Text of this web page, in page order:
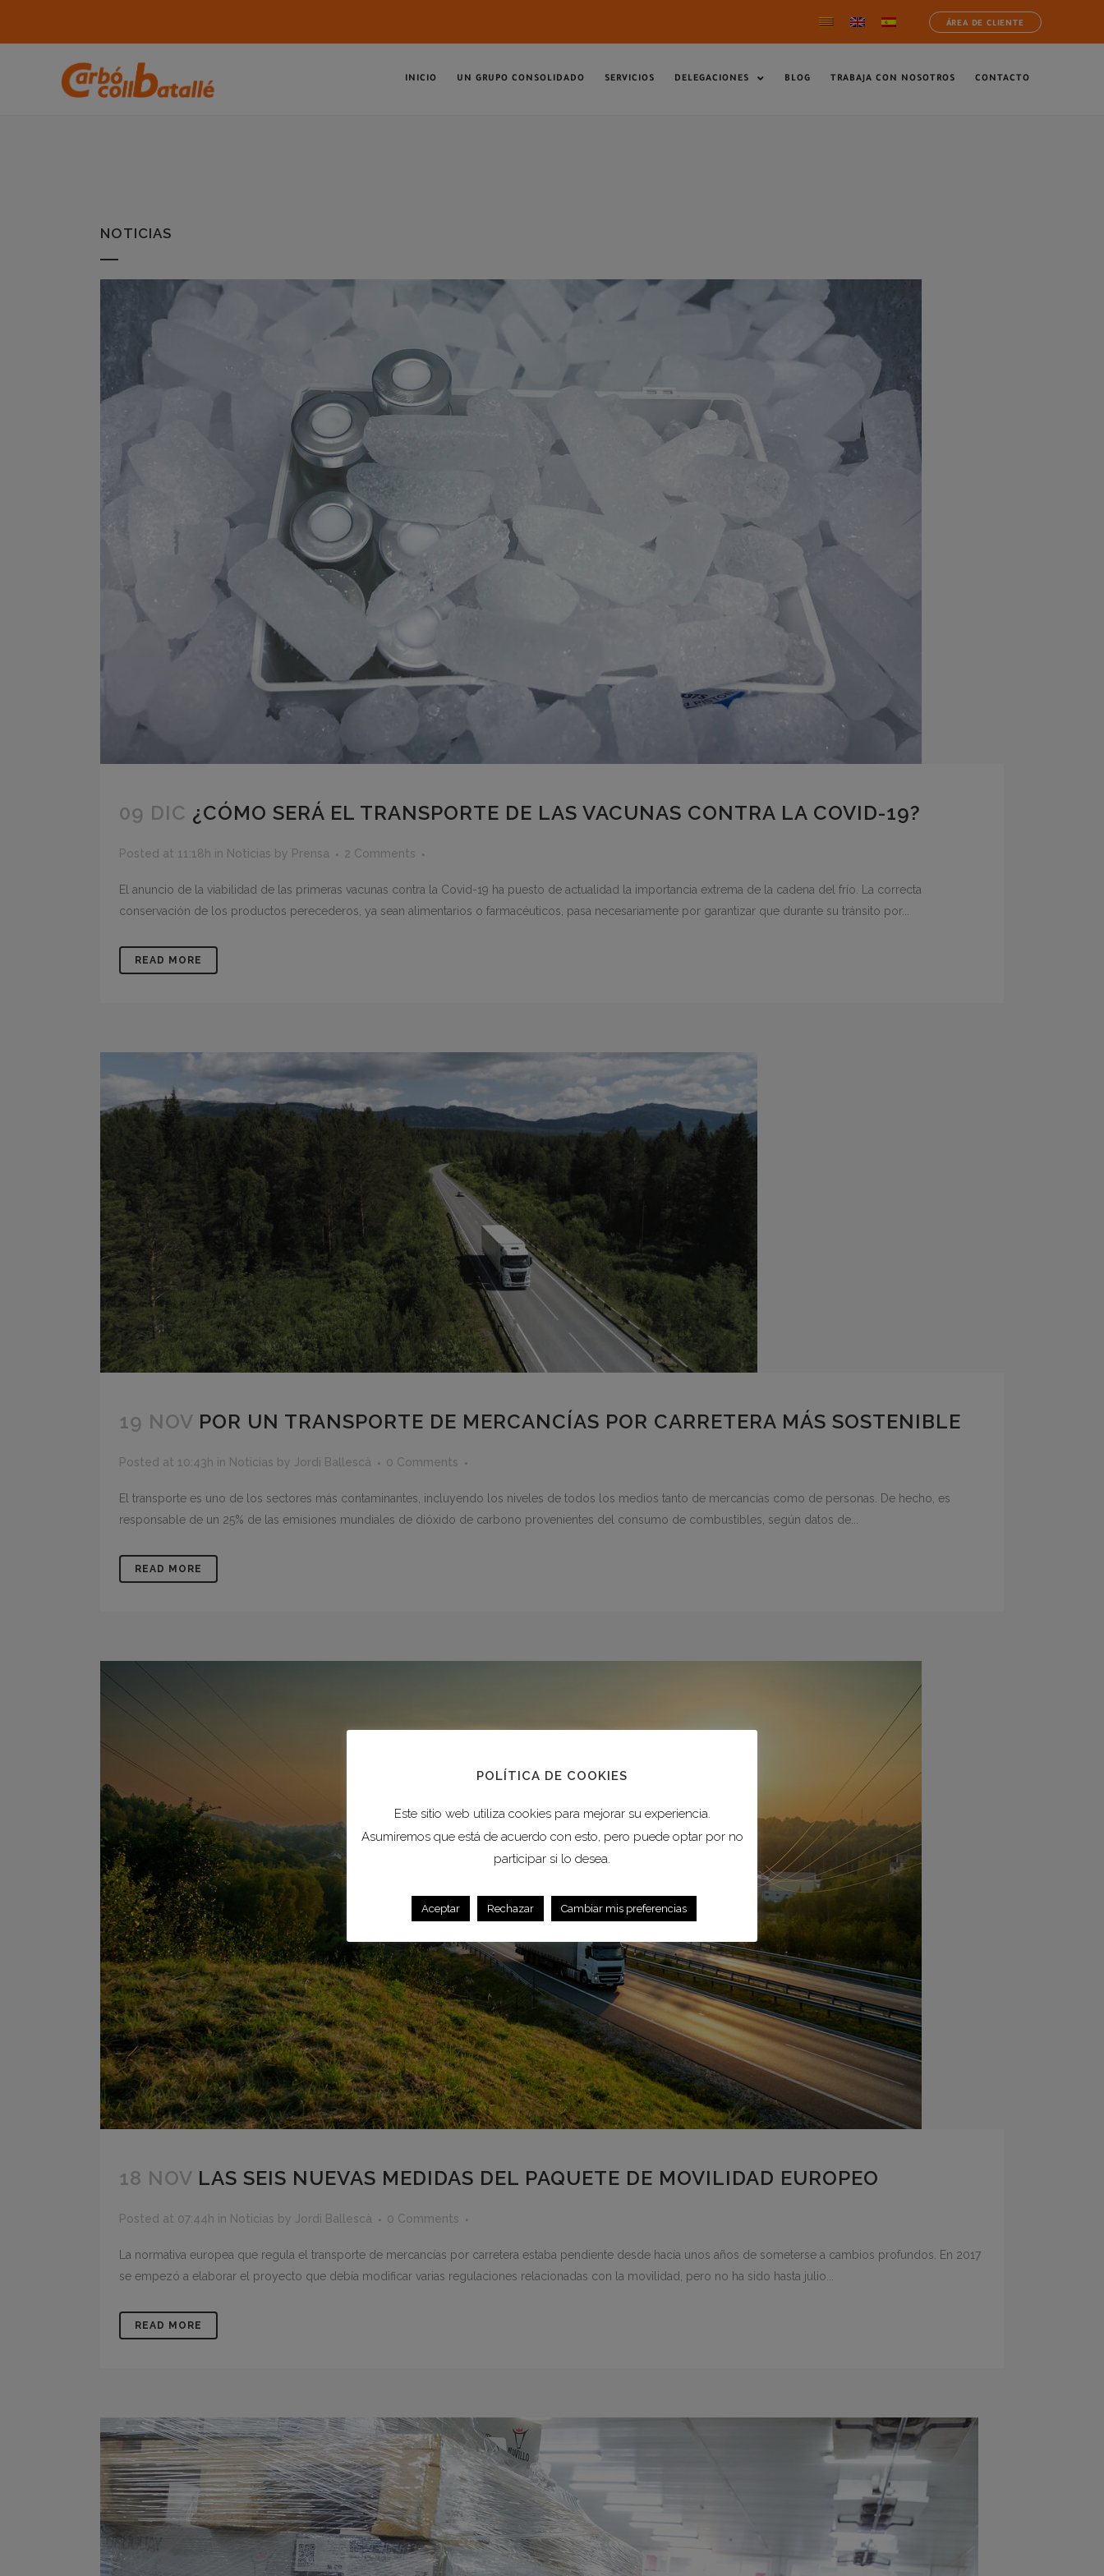
ÁREA DE CLIENTE
INICIO UN GRUPO CONSOLIDADO SERVICIOS DELEGACIONES BLOG TRABAJA CON NOSOTROS CONTACTO
NOTICIAS
09 DIC ¿CÓMO SERÁ EL TRANSPORTE DE LAS VACUNAS CONTRA LA COVID-19?
Posted at 11:18h in Noticias by Prensa 2 Comments
El anuncio de la viabilidad de las primeras vacunas contra la Covid-19 ha puesto de actualidad la importancia extrema de la cadena del frío. La correcta
conservación de los productos perecederos, ya sean alimentarios o farmacéuticos, pasa necesariamente por garantizar que durante su tránsito por...
READ MORE
19 NOV POR UN TRANSPORTE DE MERCANCÍAS POR CARRETERA MÁS SOSTENIBLE
Posted at 10:43h in Noticias by Jordi Ballescà 0 Comments
El transporte es uno de los sectores más contaminantes, incluyendo los niveles de todos los medios tanto de mercancías como de personas. De hecho, es
responsable de un 25% de las emisiones mundiales de dióxido de carbono provenientes del consumo de combustibles, según datos de...
READ MORE
18 NOV LAS SEIS NUEVAS MEDIDAS DEL PAQUETE DE MOVILIDAD EUROPEO
Posted at 07:44h in Noticias by Jordi Ballescà 0 Comments
La normativa europea que regula el transporte de mercancías por carretera estaba pendiente desde hacía unos años de someterse a cambios profundos. En 2017
se empezó a elaborar el proyecto que debía modificar varias regulaciones relacionadas con la movilidad, pero no ha sido hasta julio...
READ MORE
POLÍTICA DE COOKIES
Este sitio web utiliza cookies para mejorar su experiencia.
Asumiremos que está de acuerdo con esto, pero puede optar por no
participar si lo desea.
Aceptar Rechazar Cambiar mis preferencias